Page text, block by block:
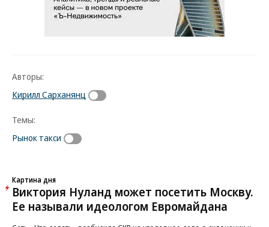
Авторы:
Кирилл Сарханянц
Темы:
Рынок такси
Картина дня
Виктория Нуланд может посетить Москву.
Ее называли идеологом Евромайдана